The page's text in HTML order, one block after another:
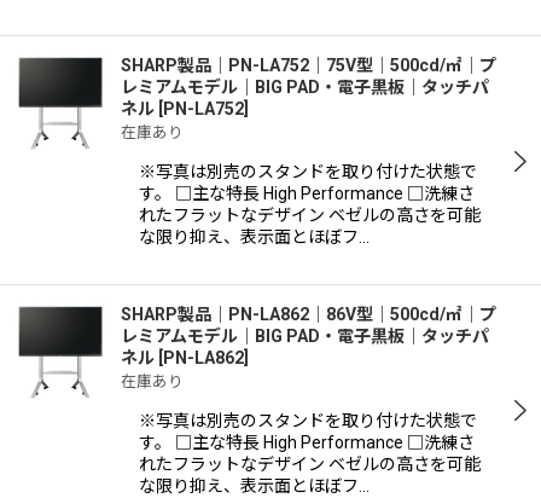
SHARP製品｜PN-LA752｜75V型｜500cd/㎡｜プ
レミアムモデル｜BIG PAD・電子黒板｜タッチパ
ネル
PN-LA752
在庫あり
※写真は別売のスタンドを取り付けた状態で
す。 □主な特長 High Performance □洗練さ
れたフラットなデザイン ベゼルの高さを可能
な限り抑え、表示面とほぼフ…
SHARP製品｜PN-LA862｜86V型｜500cd/㎡｜プ
レミアムモデル｜BIG PAD・電子黒板｜タッチパ
ネル
PN-LA862
在庫あり
※写真は別売のスタンドを取り付けた状態で
す。 □主な特長 High Performance □洗練さ
れたフラットなデザイン ベゼルの高さを可能
な限り抑え、表示面とほぼフ…